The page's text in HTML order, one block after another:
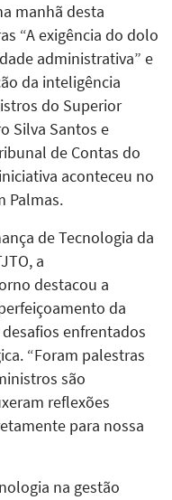
manhã desta
“A exigência do dolo
administrativa” e
da inteligência
do Superior
Silva Santos e
de Contas do
aconteceu no
Palmas.
de Tecnologia da
a
destacou a
da
enfrentados
“Foram palestras
são
reflexões
para nossa
na gestão